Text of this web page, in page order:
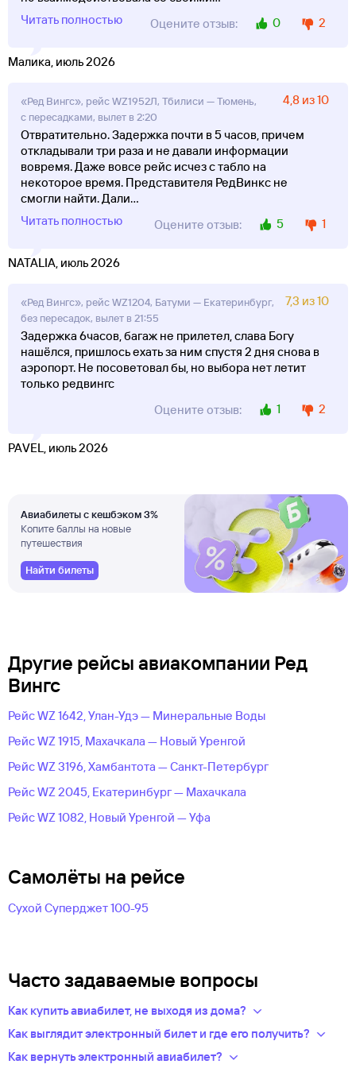
Читать полностью
Оцените отзыв: 0 2
Малика, июль 2026
«Ред Вингс», рейс WZ1952Л, Тбилиси — Тюмень,
с пересадками, вылет в 2:20
4,8 из 10
Отвратительно. Задержка почти в 5 часов, причем
откладывали три раза и не давали информации
вовремя. Даже вовсе рейс исчез с табло на
некоторое время. Представителя РедВинкс не
смогли найти. Дали...
Читать полностью
Оцените отзыв: 5 1
NATALIA, июль 2026
«Ред Вингс», рейс WZ1204, Батуми — Екатеринбург,
без пересадок, вылет в 21:55
7,3 из 10
Задержка 6часов, багаж не прилетел, слава Богу
нашёлся, пришлось ехать за ним спустя 2 дня снова в
аэропорт. Не посоветовал бы, но выбора нет летит
только редвингс
Оцените отзыв:
1 2
PAVEL, июль 2026
Авиабилеты с кешбэком 3%
Копите баллы на новые
путешествия
Найти билеты
Другие рейсы авиакомпании Ред
Вингс
Рейс WZ 1642, Улан-Удэ — Минеральные Воды
Рейс WZ 1915, Махачкала — Новый Уренгой
Рейс WZ 3196, Хамбантота — Санкт-Петербург
Рейс WZ 2045, Екатеринбург — Махачкала
Рейс WZ 1082, Новый Уренгой — Уфа
Самолёты на рейсе
Сухой Суперджет 100-95
Часто задаваемые вопросы
Как купить авиабилет, не выходя из дома?
Укажите в нужных полях маршрут, дату поездки и число
из предложений сотен авиакомпаний.
Как выглядит электронный билет и где его получить?
После оплаты на сайте, в базе данных авиакомпании
Как вернуть электронный авиабилет?